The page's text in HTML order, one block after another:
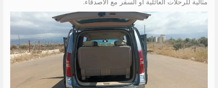
مثالية للرحلات العائلية أو السفر مع الأصدقاء.